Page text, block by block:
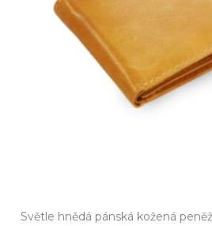
Světle hnědá pánská kožená